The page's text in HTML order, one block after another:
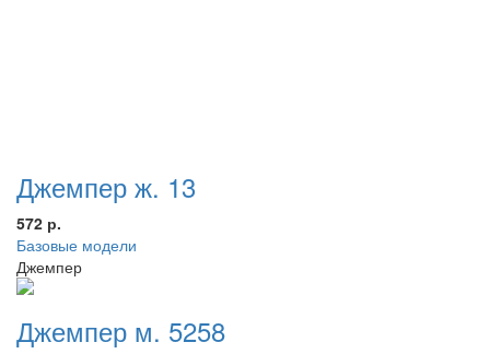
Джемпер ж. 13
572 р.
Базовые модели
Джемпер
Джемпер м. 5258